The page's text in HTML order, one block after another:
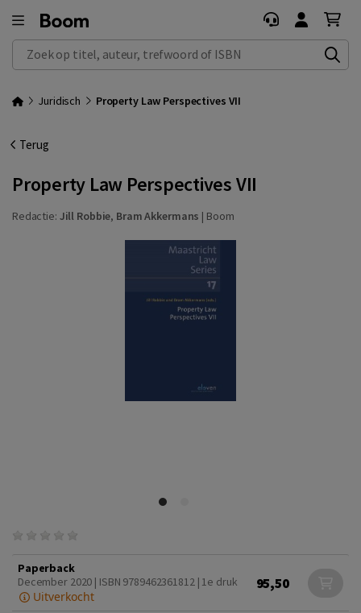
Zoek op titel, auteur, trefwoord of ISBN
Juridisch Property Law Perspectives VII
Terug
Property Law Perspectives VII
Redactie: Jill Robbie, Bram Akkermans | Boom
Paperback
December 2020 | ISBN 9789462361812 | 1e druk
Uitverkocht
95,50